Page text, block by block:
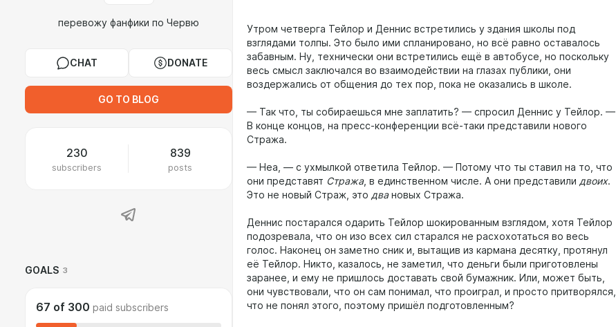
перевожу фанфики по Червю
CHAT DONATE
GO TO BLOG
230
subscribers
839
posts
GOALS 3
67 of 300 paid subscribers
Утром четверга Тейлор и Деннис встретились у здания школы под
взглядами толпы. Это было ими спланировано, но всё равно оставалось
забавным. Ну, технически они встретились ещё в автобусе, но поскольку
весь смысл заключался во взаимодействии на глазах публики, они
воздержались от общения до тех пор, пока не оказались в школе.
— Так что, ты собираешься мне заплатить? — спросил Деннис у Тейлор. —
В конце концов, на пресс-конференции всё-таки представили нового
Стража.
— Неа, — с ухмылкой ответила Тейлор. — Потому что ты ставил на то, что
они представят Стража, в единственном числе. А они представили двоих.
Это не новый Страж, это двановых Стража.
Деннис постарался одарить Тейлор шокированным взглядом, хотя Тейлор
подозревала, что он изо всех сил старался не расхохотаться во весь
голос. Наконец он заметно сник и, вытащив из кармана десятку, протянул
её Тейлор. Никто, казалось, не заметил, что деньги были приготовлены
заранее, и ему не пришлось доставать свой бумажник. Или, может быть,
они чувствовали, что он сам понимал, что проиграл, и просто притворялся,
что не понял этого, поэтому пришёл подготовленным?